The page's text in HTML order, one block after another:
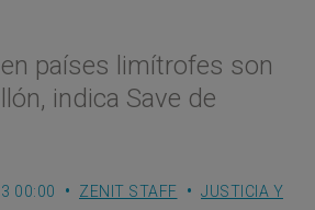
países limítrofes son
indica Save de
00:00 ZENIT STAFF
JUSTICIA Y